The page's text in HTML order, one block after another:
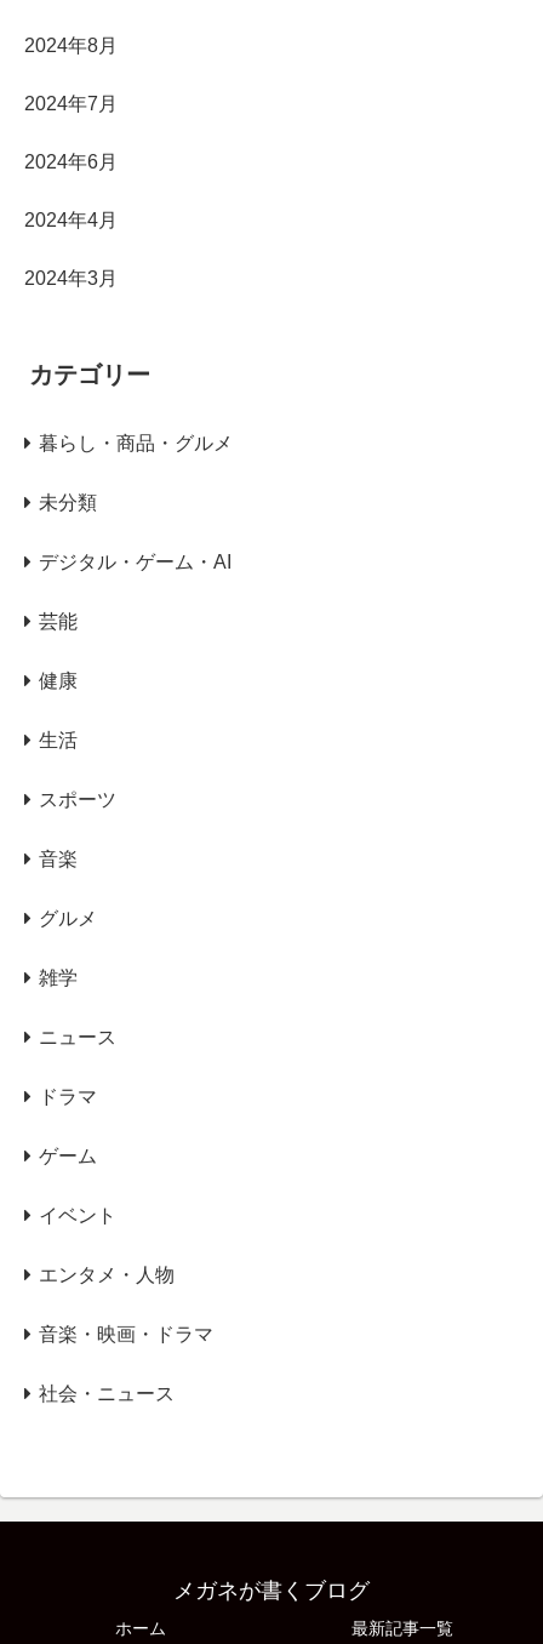
2024年8月
2024年7月
2024年6月
2024年4月
2024年3月
カテゴリー
暮らし・商品・グルメ
未分類
デジタル・ゲーム・AI
芸能
健康
生活
スポーツ
音楽
グルメ
雑学
ニュース
ドラマ
ゲーム
イベント
エンタメ・人物
音楽・映画・ドラマ
社会・ニュース
メガネが書くブログ
ホーム 最新記事一覧